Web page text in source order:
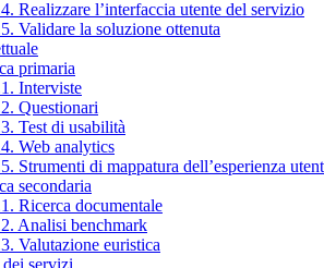
Realizzare l’interfaccia utente del servizio
Validare la soluzione ottenuta
primaria
Interviste
Questionari
Test di usabilità
Web analytics
Strumenti di mappatura dell’esperienza
secondaria
Ricerca documentale
Analisi benchmark
Valutazione euristica
servizi